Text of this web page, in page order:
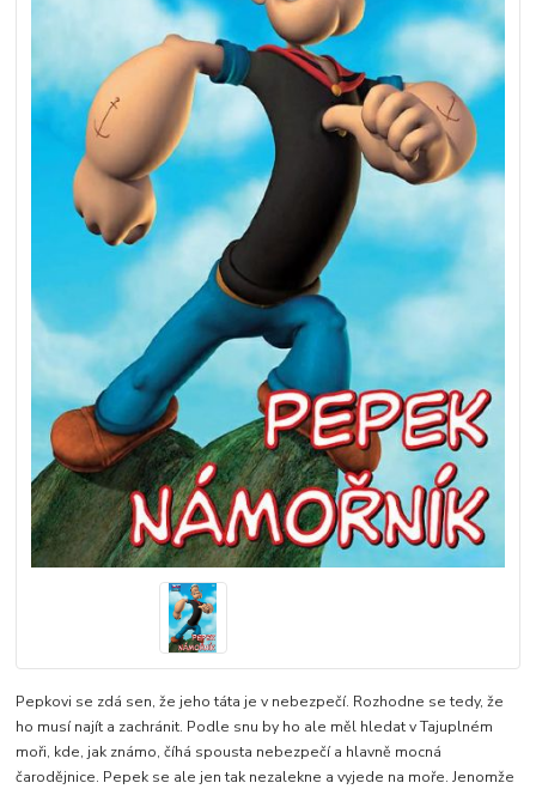
Pepkovi se zdá sen, že jeho táta je v nebezpečí. Rozhodne se tedy, že
ho musí najít a zachránit. Podle snu by ho ale měl hledat v Tajuplném
moři, kde, jak známo, číhá spousta nebezpečí a hlavně mocná
čarodějnice. Pepek se ale jen tak nezalekne a vyjede na moře. Jenomže